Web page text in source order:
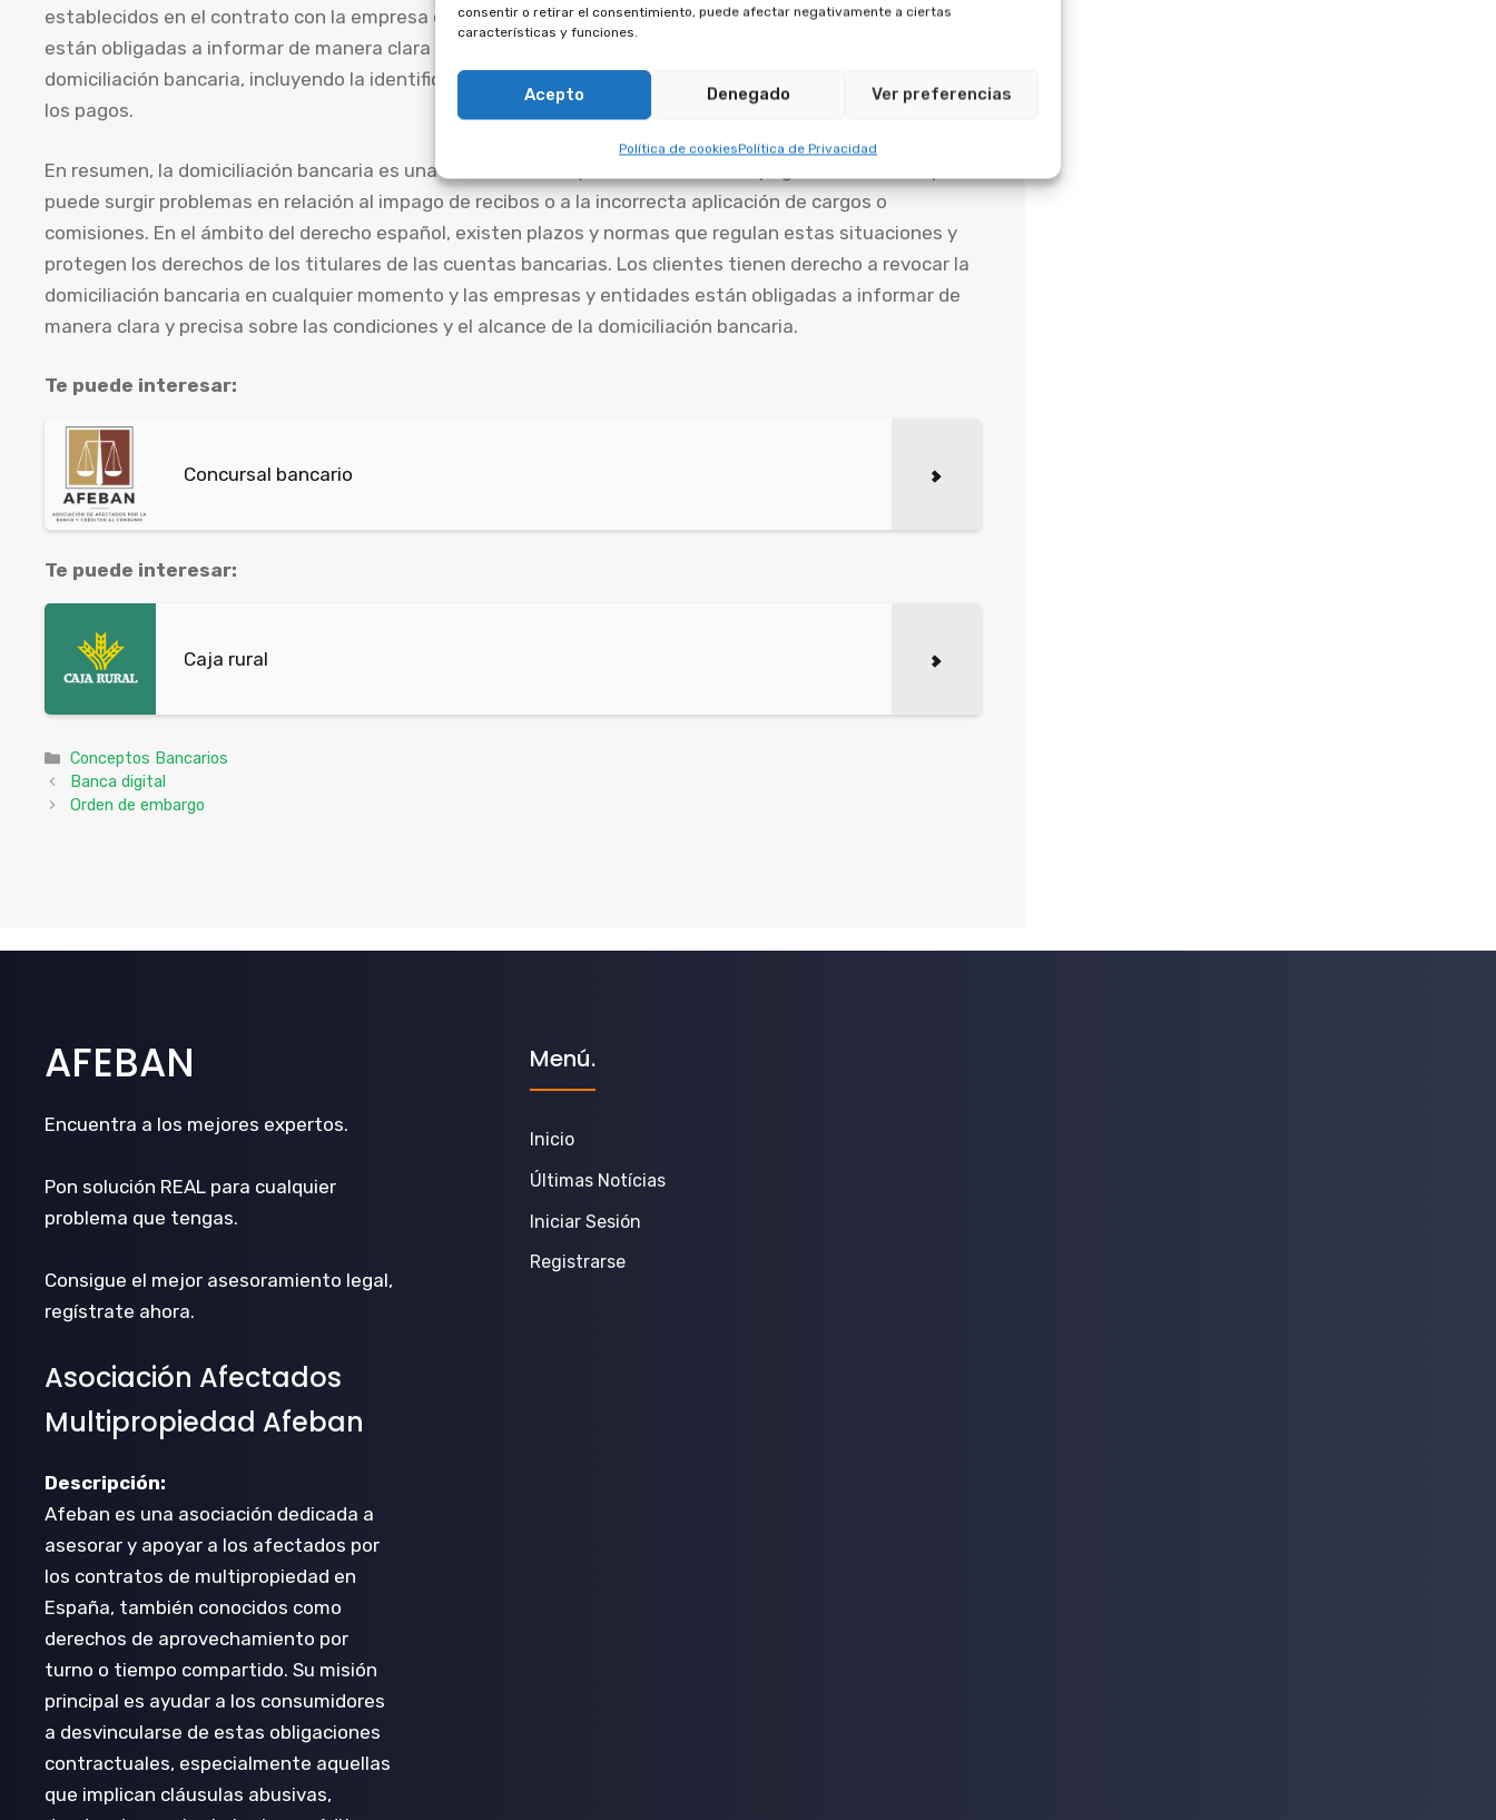
consentir o retirar el consentimiento, puede afectar negativamente a ciertas
características y funciones.
Acepto Denegado Ver preferencias
Política de cookiesPolítica de Privacidad
establecidos en el contrato con la empresa o entidad contratante. Además, las empresas y entidades
están obligadas a informar de manera clara y precisa sobre las condiciones y el alcance de la
domiciliación bancaria, incluyendo la identificación de la empresa, el importe a cargar y la periodicidad de
los pagos.
En resumen, la domiciliación bancaria es una forma cómoda y sencilla de realizar pagos recurrentes, pero
puede surgir problemas en relación al impago de recibos o a la incorrecta aplicación de cargos o
comisiones. En el ámbito del derecho español, existen plazos y normas que regulan estas situaciones y
protegen los derechos de los titulares de las cuentas bancarias. Los clientes tienen derecho a revocar la
domiciliación bancaria en cualquier momento y las empresas y entidades están obligadas a informar de
manera clara y precisa sobre las condiciones y el alcance de la domiciliación bancaria.
Te puede interesar:
Concursal bancario
Te puede interesar:
Caja rural
Categorías
Conceptos Bancarios
Banca digital
Orden de embargo
AFEBAN
Encuentra a los mejores expertos.
Pon solución REAL para cualquier
problema que tengas.
Consigue el mejor asesoramiento legal,
regístrate ahora.
Asociación Afectados
Multipropiedad Afeban
Descripción:
Afeban es una asociación dedicada a
asesorar y apoyar a los afectados por
los contratos de multipropiedad en
España, también conocidos como
derechos de aprovechamiento por
turno o tiempo compartido. Su misión
principal es ayudar a los consumidores
a desvincularse de estas obligaciones
contractuales, especialmente aquellas
que implican cláusulas abusivas,
Menú.
Inicio
Últimas Notícias
Iniciar Sesión
Registrarse